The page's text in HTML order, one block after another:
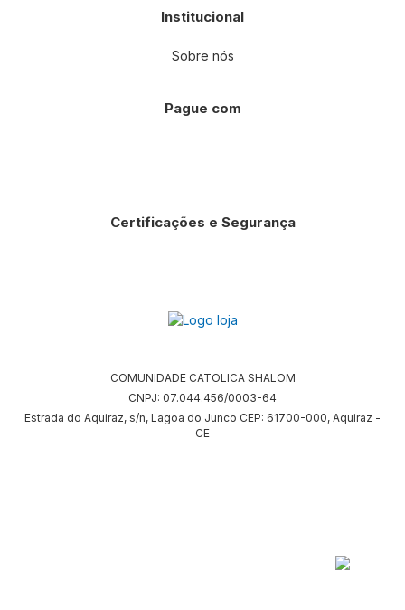
Institucional
Sobre nós
Pague com
Certificações e Segurança
COMUNIDADE CATOLICA SHALOM
CNPJ: 07.044.456/0003-64
Estrada do Aquiraz, s/n, Lagoa do Junco CEP: 61700-000, Aquiraz -
CE